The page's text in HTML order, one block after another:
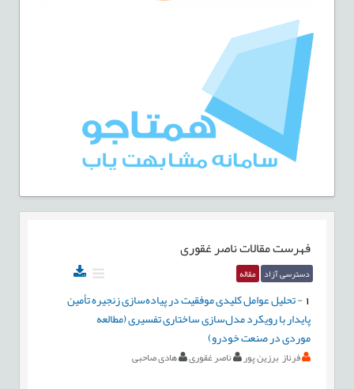
فهرست مقالاتناصر غقوری
دسترسی آزاد مقاله
-تحلیل عوامل کلیدی موفقیت در پیاده‌سازی زنجیره تأمین
پایدار با رویکرد مدل‌سازی ساختاری تفسیری (مطالعه
موردی در صنعت خودرو)
فرناز برزین پور ناصر غقوری هادی صاحبی